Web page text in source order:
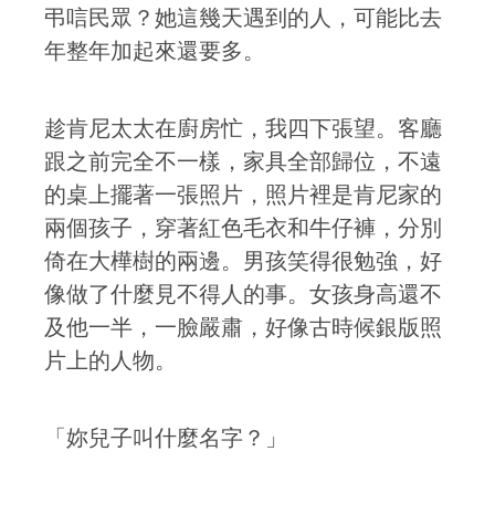
弔唁民眾？她這幾天遇到的人，可能比去
年整年加起來還要多。
趁肯尼太太在廚房忙，我四下張望。客廳
跟之前完全不一樣，家具全部歸位，不遠
的桌上擺著一張照片，照片裡是肯尼家的
兩個孩子，穿著紅色毛衣和牛仔褲，分別
倚在大樺樹的兩邊。男孩笑得很勉強，好
像做了什麼見不得人的事。女孩身高還不
及他一半，一臉嚴肅，好像古時候銀版照
片上的人物。
「妳兒子叫什麼名字？」